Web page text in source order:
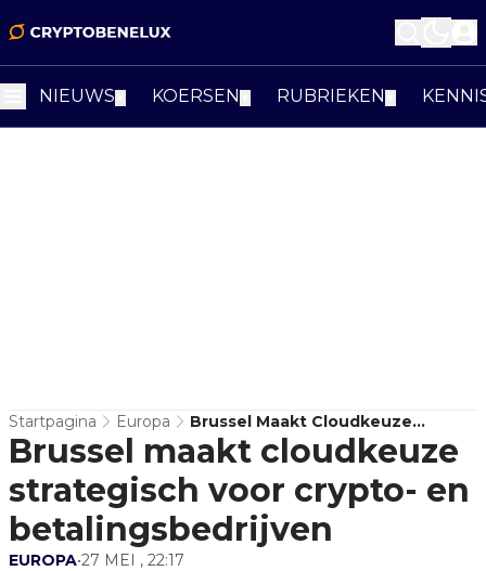
NIEUWS KOERSEN RUBRIEKEN
Startpagina Europa
Brussel Maakt Cloudkeuze
Strategisch Voor Crypto- En
Betalingsbedrijven
Brussel maakt cloudkeuze
strategisch voor crypto- en
betalingsbedrijven
EUROPA•27 MEI , 22:17